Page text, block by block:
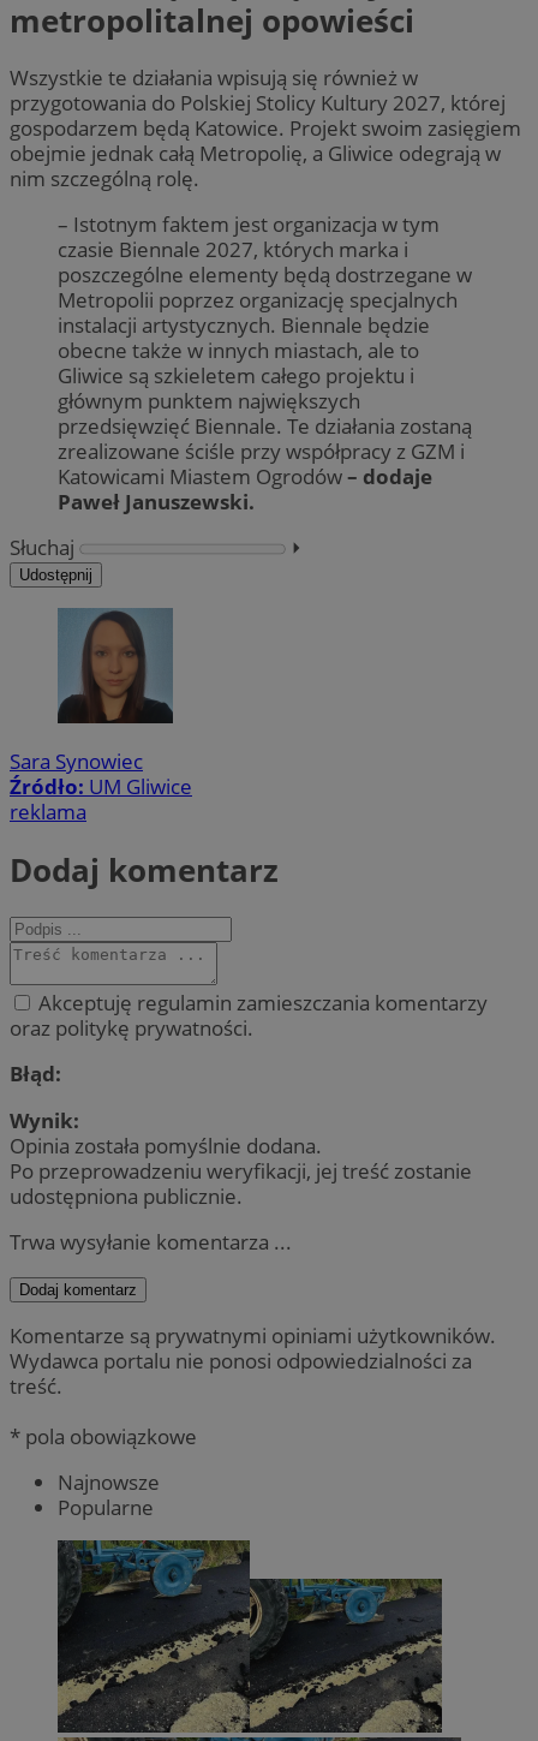
metropolitalnej opowieści
Wszystkie te działania wpisują się również w
przygotowania do Polskiej Stolicy Kultury 2027, której
gospodarzem będą Katowice. Projekt swoim zasięgiem
obejmie jednak całą Metropolię, a Gliwice odegrają w
nim szczególną rolę.
– Istotnym faktem jest organizacja w tym
czasie Biennale 2027, których marka i
poszczególne elementy będą dostrzegane w
Metropolii poprzez organizację specjalnych
instalacji artystycznych. Biennale będzie
obecne także w innych miastach, ale to
Gliwice są szkieletem całego projektu i
głównym punktem największych
przedsięwzięć Biennale. Te działania zostaną
zrealizowane ściśle przy współpracy z GZM i
Katowicami Miastem Ogrodów– dodaje
Paweł Januszewski.
Słuchaj
⏵︎
Udostępnij
Sara Synowiec
Źródło: UM Gliwice
reklama
Dodaj komentarz
Akceptuję regulamin zamieszczania komentarzy
oraz politykę prywatności.
Błąd:
Wynik:
Opinia została pomyślnie dodana.
Po przeprowadzeniu weryfikacji, jej treść zostanie
udostępniona publicznie.
Trwa wysyłanie komentarza ...
Dodaj komentarz
Komentarze są prywatnymi opiniami użytkowników.
Wydawca portalu nie ponosi odpowiedzialności za
treść.
* pola obowiązkowe
Najnowsze
Popularne